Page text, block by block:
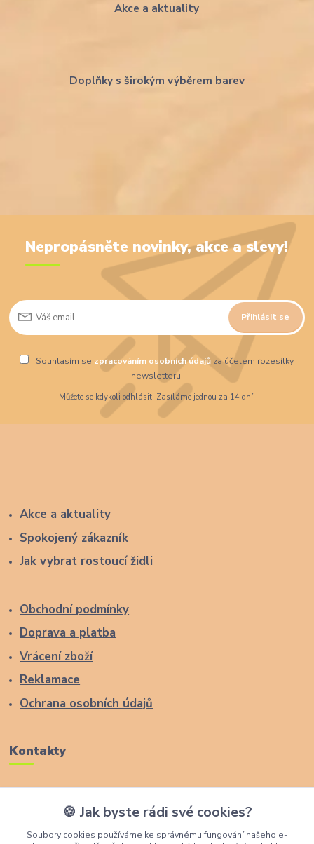
Akce a aktuality
Doplňky s širokým výběrem barev
Nepropásněte novinky, akce a slevy!
Přihlásit se
Souhlasím se zpracováním osobních údajů za účelem rozesílky
newsletteru.
Můžete se kdykoli odhlásit. Zasíláme jednou za 14 dní.
Akce a aktuality
Spokojený zákazník
Jak vybrat rostoucí židli
Obchodní podmínky
Doprava a platba
Vrácení zboží
Reklamace
Ochrana osobních údajů
Kontakty
+420 774 291 043
🍪 Jak byste rádi své cookies?
Soubory cookies používáme ke správnému fungování našeho e-